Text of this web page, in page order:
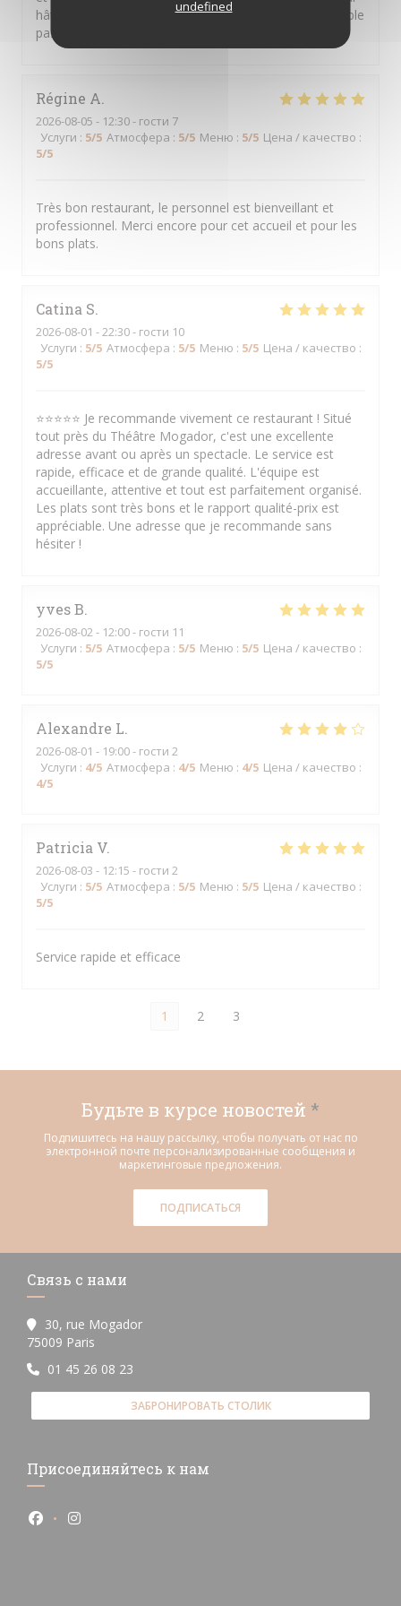
undefined
hâte d'y retourner... Merci pour ce moment très agréable
passé dans votre restaurant.
Régine A
2026-08-05 - 12:30 - гости 7
Услуги : 5/5 Атмосфера : 5/5 Меню : 5/5 Цена / качество :
5/5
Très bon restaurant, le personnel est bienveillant et
professionnel. Merci encore pour cet accueil et pour les
bons plats.
Catina S
2026-08-01 - 22:30 - гости 10
Услуги : 5/5 Атмосфера : 5/5 Меню : 5/5 Цена / качество :
5/5
⭐⭐⭐⭐⭐ Je recommande vivement ce restaurant ! Situé
tout près du Théâtre Mogador, c'est une excellente
adresse avant ou après un spectacle. Le service est
rapide, efficace et de grande qualité. L'équipe est
accueillante, attentive et tout est parfaitement organisé.
Les plats sont très bons et le rapport qualité-prix est
appréciable. Une adresse que je recommande sans
hésiter !
yvesB
2026-08-02 - 12:00 - гости 11
Услуги : 5/5 Атмосфера : 5/5 Меню : 5/5 Цена / качество :
5/5
Alexandre L
2026-08-01 - 19:00 - гости 2
Услуги : 4/5 Атмосфера : 4/5 Меню : 4/5 Цена / качество :
4/5
Patricia V
2026-08-03 - 12:15 - гости 2
Услуги : 5/5 Атмосфера : 5/5 Меню : 5/5 Цена / качество :
5/5
Service rapide et efficace
1 2 3
Будьте в курсе новостей *
Подпишитесь на нашу рассылку, чтобы получать от нас по
электронной почте персонализированные сообщения и
маркетинговые предложения.
ПОДПИСАТЬСЯ
Связь с нами
30, rue Mogador
75009 Paris
01 45 26 08 23
ЗАБРОНИРОВАТЬ СТОЛИК
Присоединяйтесь к нам
Facebook ((открывается в новом окне))
Instagram ((открывается в новом окне))